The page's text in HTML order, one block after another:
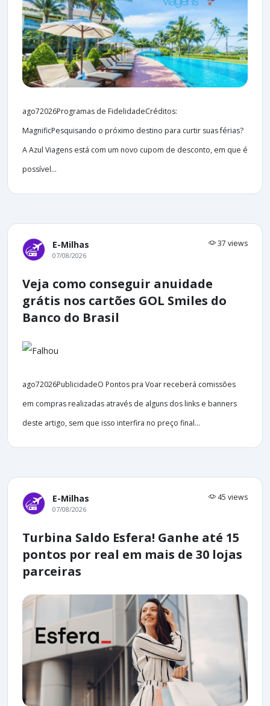
ago72026Programas de FidelidadeCréditos:
MagnificPesquisando o próximo destino para curtir suas férias?
A Azul Viagens está com um novo cupom de desconto, em que é
possível...
E-Milhas 37 views
07/08/2026
Veja como conseguir anuidade
grátis nos cartões GOL Smiles do
Banco do Brasil
ago72026PublicidadeO Pontos pra Voar receberá comissões
em compras realizadas através de alguns dos links e banners
deste artigo, sem que isso interfira no preço final...
E-Milhas 45 views
07/08/2026
Turbina Saldo Esfera! Ganhe até 15
pontos por real em mais de 30 lojas
parceiras